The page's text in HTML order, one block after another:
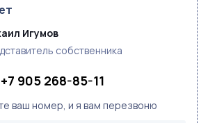
Игумов
собственника
+7 905 268-85-11
ваш номер, и я вам перезвоню